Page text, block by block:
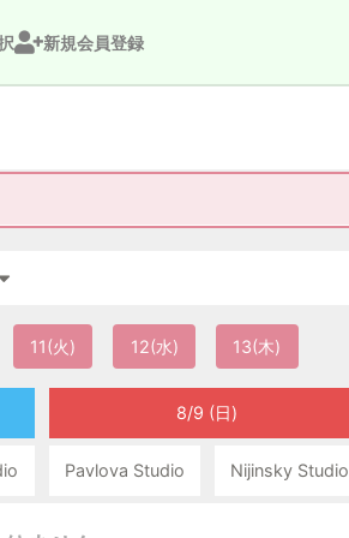
新規会員登録
11(火) 12(水) 13(木)
8/9 (日)
Pavlova Studio Nijinsky Studio